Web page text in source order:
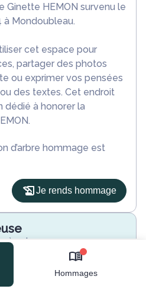
Hommages
Ginette HEMON survenu le
à Mondoubleau.
cet espace pour
partager des photos
ou exprimer vos pensées
des textes. Cet endroit
dédié à honorer la
d’arbre hommage est
Je rends hommage
à 14h30